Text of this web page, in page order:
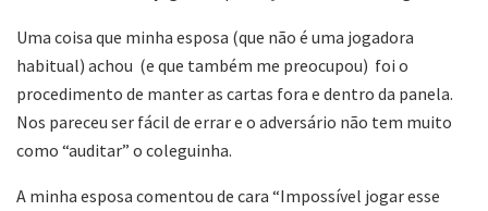
Uma coisa que minha esposa (que não é uma jogadora
habitual) achou (e que também me preocupou) foi o
procedimento de manter as cartas fora e dentro da panela.
Nos pareceu ser fácil de errar e o adversário não tem muito
como “auditar” o coleguinha.
A minha esposa comentou de cara “Impossível jogar esse